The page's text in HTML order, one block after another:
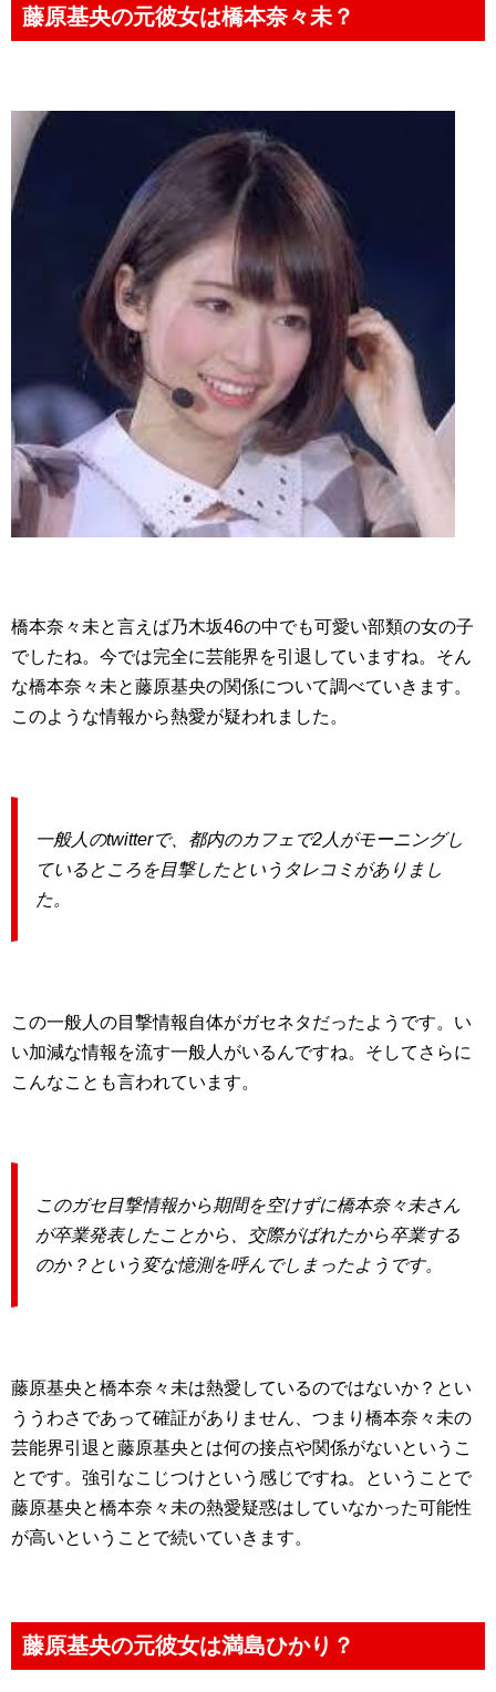
藤原基央の元彼女は橋本奈々未？
橋本奈々未と言えば乃木坂46の中でも可愛い部類の女の子
でしたね。今では完全に芸能界を引退していますね。そん
な橋本奈々未と藤原基央の関係について調べていきます。
このような情報から熱愛が疑われました。
一般人のtwitterで、都内のカフェで2人がモーニングし
ているところを目撃したというタレコミがありまし
た。
この一般人の目撃情報自体がガセネタだったようです。い
い加減な情報を流す一般人がいるんですね。そしてさらに
こんなことも言われています。
このガセ目撃情報から期間を空けずに橋本奈々未さん
が卒業発表したことから、交際がばれたから卒業する
のか？という変な憶測を呼んでしまったようです。
藤原基央と橋本奈々未は熱愛しているのではないか？とい
ううわさであって確証がありません、つまり橋本奈々未の
芸能界引退と藤原基央とは何の接点や関係がないというこ
とです。強引なこじつけという感じですね。ということで
藤原基央と橋本奈々未の熱愛疑惑はしていなかった可能性
が高いということで続いていきます。
藤原基央の元彼女は満島ひかり？